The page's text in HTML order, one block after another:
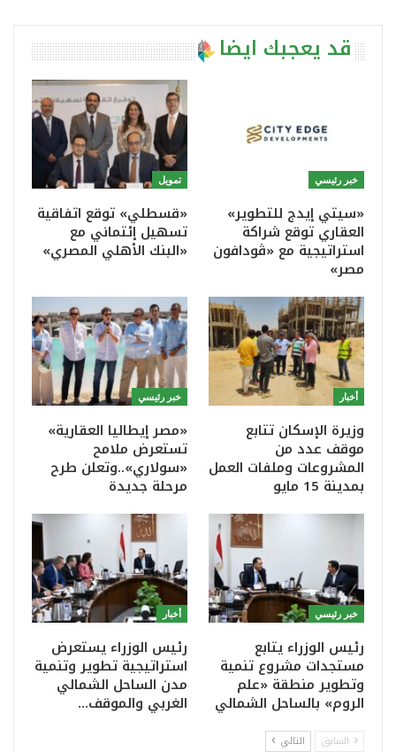
قد يعجبك ايضا
خبر رئيسي
«سيتي إيدج للتطوير»
العقاري توقع شراكة
استراتيجية مع «ڤودافون
مصر»
تمويل
«قسطلي» توقع اتفاقية
تسهيل إئتماني مع
«البنك الأهلي المصري»
أخبار
وزيرة الإسكان تتابع
موقف عدد من
المشروعات وملفات العمل
بمدينة 15 مايو
خبر رئيسي
«مصر إيطاليا العقارية»
تستعرض ملامح
«سولاري»..وتعلن طرح
مرحلة جديدة
خبر رئيسي
رئيس الوزراء يتابع
مستجدات مشروع تنمية
وتطوير منطقة «علم
الروم» بالساحل الشمالي
أخبار
رئيس الوزراء يستعرض
استراتيجية تطوير وتنمية
مدن الساحل الشمالي
الغربي والموقف…
السابق التالي